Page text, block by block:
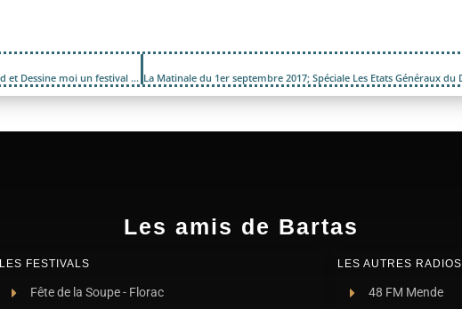
La Matinale du 25 aout 2017; Pierre Yves Vanderweed et Dessine moi un festival à Brenouxe
Les amis de Bartas
LES FESTIVALS
Fête de la Soupe - Florac
LES AUTRES RADIOS
48 FM Mende